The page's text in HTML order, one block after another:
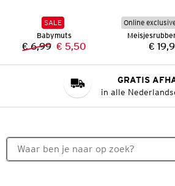
SALE
Babymuts
Vorige prijs:
€ 6,99 Nieuwe prijs:
€ 5,50
Online
€
GRATIS
in alle